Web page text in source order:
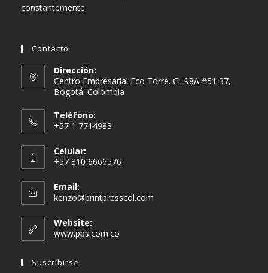
constantemente.
Contacto
Dirección:
Centro Empresarial Eco Torre. Cl. 98A #51 37,
Bogotá. Colombia
Teléfono:
+57 1 7714983
Celular:
+57 310 6666576
Email:
kenzo@printpresscol.com
Website:
www.pps.com.co
Suscribirse